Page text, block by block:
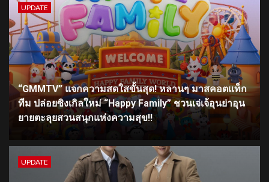
UPDATE
“GMMTV” แจกความสดใสขั้นสุด! หลานๆ มาสคอตแท็ก
ทีม ปล่อยซิงเกิลใหม่ “Happy Family” ชวนเจ่เจ้อุนย่าอุน
ยายตะลุยสวนสนุกแห่งความสุข!!
UPDATE